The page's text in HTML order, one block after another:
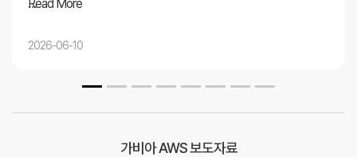
…
Read More
2026-06-10
가비아 AWS 보도자료